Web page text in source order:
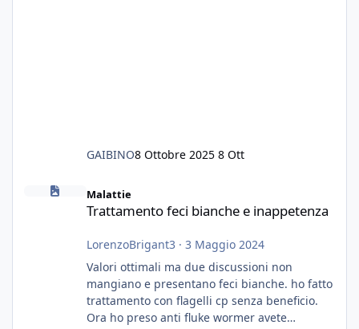
GAIBINO8 Ottobre 2025 8 Ott
Malattie
Trattamento feci bianche e inappetenza
LorenzoBrigant3 · 3 Maggio 2024
Valori ottimali ma due discussioni non
mangiano e presentano feci bianche. ho fatto
trattamento con flagelli cp senza beneficio.
Ora ho preso anti fluke wormer avete